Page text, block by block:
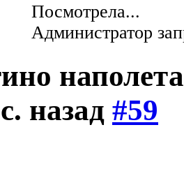
Посмотрела...
Администратор
назад #59